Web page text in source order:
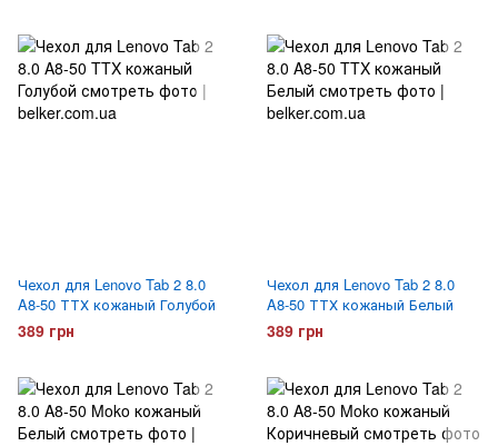
Чехол для Lenovo Tab 2 8.0
A8-50 ТТХ кожаный Голубой
389 грн
Чехол для Lenovo Tab 2 8.0
A8-50 ТТХ кожаный Белый
389 грн